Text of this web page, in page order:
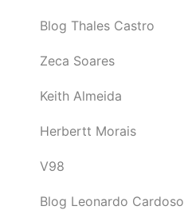
Blog Thales Castro
Zeca Soares
Keith Almeida
Herbertt Morais
V98
Blog Leonardo Cardoso